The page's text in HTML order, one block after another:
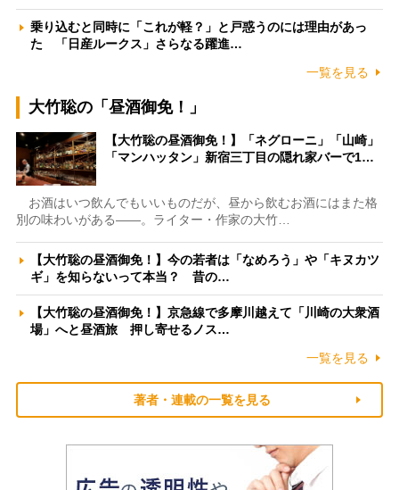
乗り込むと同時に「これが軽？」と戸惑うのには理由があっ
た 「日産ルークス」さらなる躍進…
一覧を見る
大竹聡の「昼酒御免！」
【大竹聡の昼酒御免！】「ネグローニ」「山崎」
「マンハッタン」新宿三丁目の隠れ家バーで1…
お酒はいつ飲んでもいいものだが、昼から飲むお酒にはまた格
別の味わいがある――。ライター・作家の大竹…
【大竹聡の昼酒御免！】今の若者は「なめろう」や「キヌカツ
ギ」を知らないって本当？ 昔の…
【大竹聡の昼酒御免！】京急線で多摩川越えて「川崎の大衆酒
場」へと昼酒旅 押し寄せるノス…
一覧を見る
著者・連載の一覧を見る